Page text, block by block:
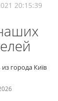
20:15:39
города Київ